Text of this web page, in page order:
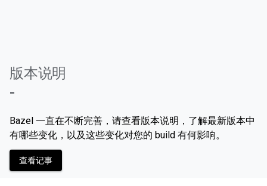
版本说明
-
Bazel 一直在不断完善，请查看版本说明，了解最新版本中
有哪些变化，以及这些变化对您的 build 有何影响。
查看记事